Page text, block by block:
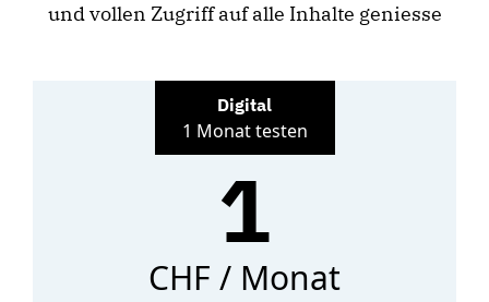
und vollen Zugriff auf alle Inhalte geniesse
Digital
1 Monat testen
1
CHF / Monat